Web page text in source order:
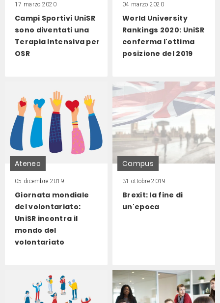
17 marzo 2020
Campi Sportivi UniSR
sono diventati una
Terapia Intensiva per
OSR
04 marzo 2020
World University
Rankings 2020: UniSR
conferma l'ottima
posizione del 2019
Ateneo
05 dicembre 2019
Giornata mondiale
del volontariato:
UniSR incontra il
mondo del
volontariato
Campus
31 ottobre 2019
Brexit: la fine di
un'epoca